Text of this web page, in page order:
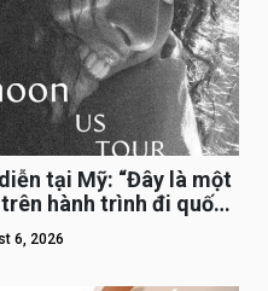
tại Mỹ: “Đây là một
hành trình đi quốc
6, 2026